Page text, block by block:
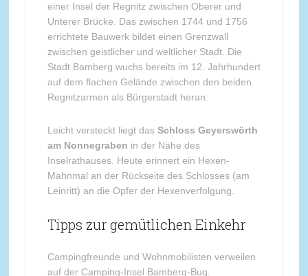
einer Insel der Regnitz zwischen Oberer und
Unterer Brücke. Das zwischen 1744 und 1756
errichtete Bauwerk bildet einen Grenzwall
zwischen geistlicher und weltlicher Stadt. Die
Stadt Bamberg wuchs bereits im 12. Jahrhundert
auf dem flachen Gelände zwischen den beiden
Regnitzarmen als Bürgerstadt heran.
Leicht versteckt liegt das Schloss Geyerswörth
am Nonnegraben in der Nähe des
Inselrathauses. Heute erinnert ein Hexen-
Mahnmal an der Rückseite des Schlosses (am
Leinritt) an die Opfer der Hexenverfolgung.
Tipps zur gemütlichen Einkehr
Campingfreunde und Wohnmobilisten verweilen
auf der Camping-Insel Bamberg-Bug.